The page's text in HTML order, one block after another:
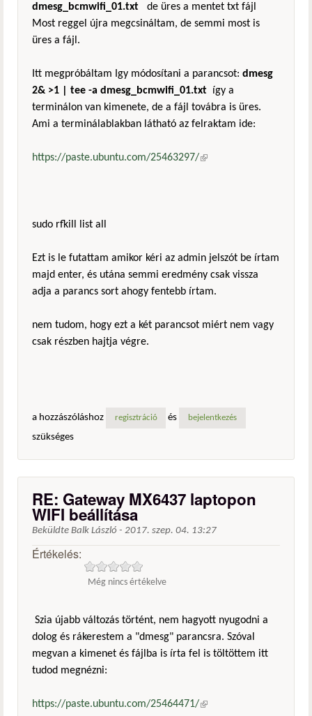
dmesg_bcmwifi_01.txt
de üres a mentet txt fájl
Most reggel újra megcsináltam, de semmi most is
üres a fájl.
Itt megpróbáltam Igy módosítani a parancsot: dmesg
2& >1 | tee -a dmesg_bcmwifi_01.txt így a
terminálon van kimenete, de a fájl továbra is üres.
Ami a terminálablakban látható az felraktam ide:
https://paste.ubuntu.com/25463297/(külső hivatkozás)
sudo rfkill list all
Ezt is le futattam amikor kéri az admin jelszót be írtam
majd enter, és utána semmi eredmény csak vissza
adja a parancs sort ahogy fentebb írtam.
nem tudom, hogy ezt a két parancsot miért nem vagy
csak részben hajtja végre.
a hozzászóláshoz regisztráció és bejelentkezés
szükséges
RE: Gateway MX6437 laptopon
WIFI beállítása
Beküldte Balk László - 2017. szep. 04. 13:27
Értékelés:
Még nincs értékelve
Szia újabb változás történt, nem hagyott nyugodni a
dolog és rákerestem a "dmesg" parancsra. Szóval
megvan a kimenet és fájlba is írta fel is töltöttem itt
tudod megnézni:
https://paste.ubuntu.com/25464471/(külső hivatkozás)